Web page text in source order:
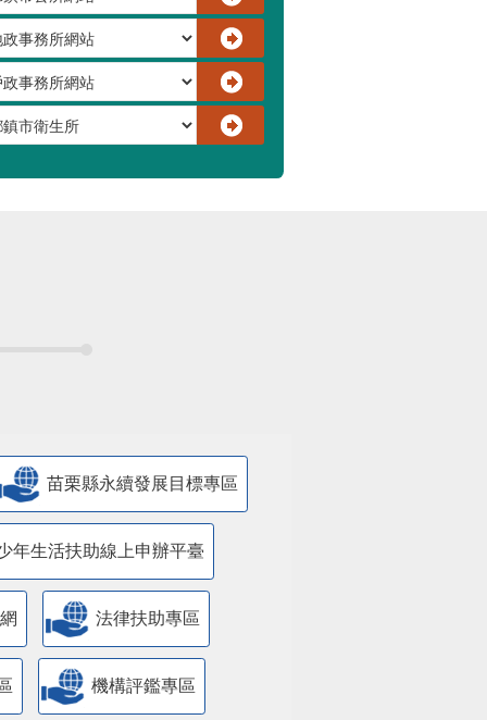
苗栗縣永續發展目標專區
年生活扶助線上申辦平臺
法律扶助專區
機構評鑑專區